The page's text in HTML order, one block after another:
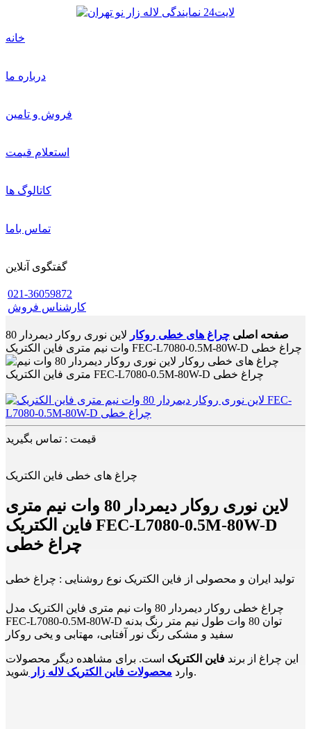
خانه
درباره ما
فروش و تامین
استعلام قیمت
کاتالوگ ها
تماس باما
گفتگوی آنلاین
021-36059872
کارشناس فروش
صفحه اصلی چراغ های خطی روکار
لاین نوری روکار دیمردار 80
وات نیم متری فاین الکتریک FEC-L7080-0.5M-80W-D چراغ خطی
قیمت : تماس بگیرید
چراغ های خطی فاین الکتریک
لاین نوری روکار دیمردار 80 وات نیم متری
فاین الکتریک FEC-L7080-0.5M-80W-D
چراغ خطی
تولید ایران و محصولی از فاین الکتریک نوع روشنایی : چراغ خطی
چراغ خطی روکار دیمردار 80 وات نیم متری فاین الکتریک مدل
FEC-L7080-0.5M-80W-D توان 80 وات طول نیم متر رنگ بدنه
سفید و مشکی رنگ نور آفتابی، مهتابی و یخی روکار
این چراغ از برند فاین الکتریک است. برای مشاهده دیگر محصولات
وارد محصولات فاین الکتریک لاله زار شوید.